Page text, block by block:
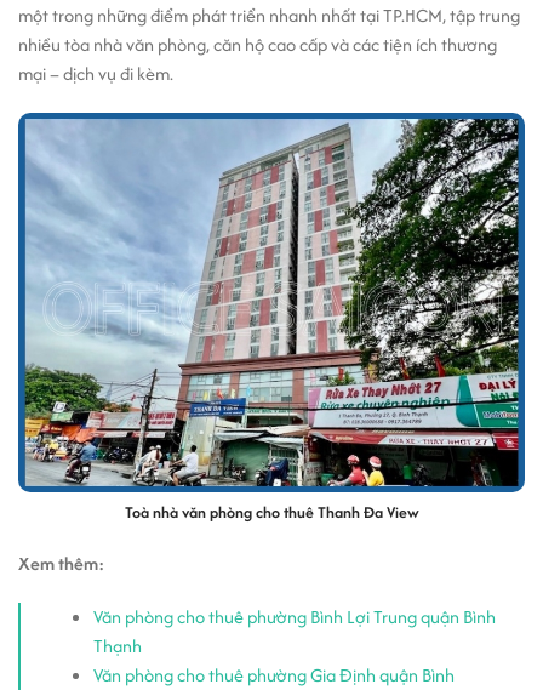
một trong những điểm phát triển nhanh nhất tại TP.HCM, tập trung
nhiều tòa nhà văn phòng, căn hộ cao cấp và các tiện ích thương
mại – dịch vụ đi kèm.
Toà nhà văn phòng cho thuê Thanh Đa View
Xem thêm:
Văn phòng cho thuê phường Bình Lợi Trung quận Bình
Thạnh
Văn phòng cho thuê phường Gia Định quận Bình